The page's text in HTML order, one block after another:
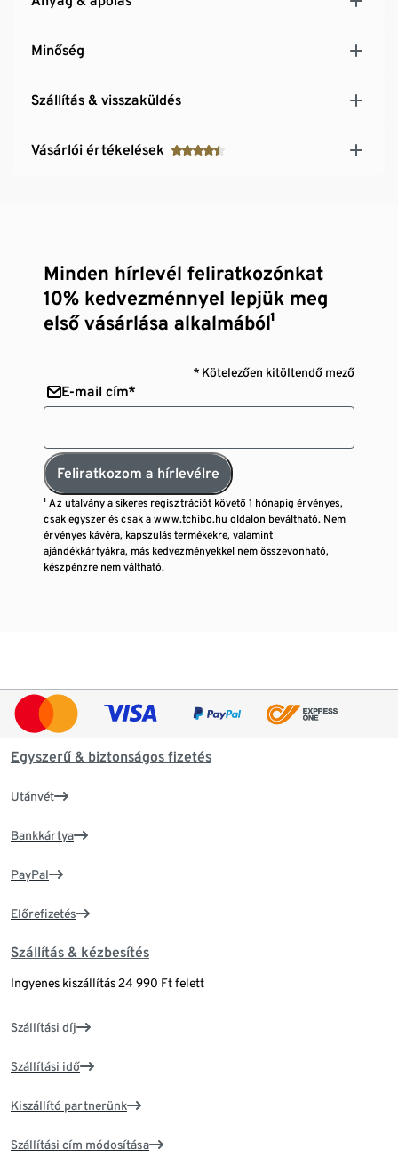
Minőség
Szállítás & visszaküldés
Vásárlói értékelések
Minden hírlevél feliratkozónkat
10% kedvezménnyel lepjük meg
első vásárlása alkalmából¹
* Kötelezően kitöltendő mező
E-mail cím*
Feliratkozom a hírlevélre
¹ Az utalvány a sikeres regisztrációt követő 1 hónapig érvényes,
csak egyszer és csak a www.tchibo.hu oldalon beváltható. Nem
érvényes kávéra, kapszulás termékekre, valamint
ajándékkártyákra, más kedvezményekkel nem összevonható,
készpénzre nem váltható.
Egyszerű & biztonságos fizetés
Utánvét
Bankkártya
PayPal
Előrefizetés
Szállítás & kézbesítés
Ingyenes kiszállítás 24 990 Ft felett
Szállítási díj
Szállítási idő
Kiszállító partnerünk
Szállítási cím módosítása